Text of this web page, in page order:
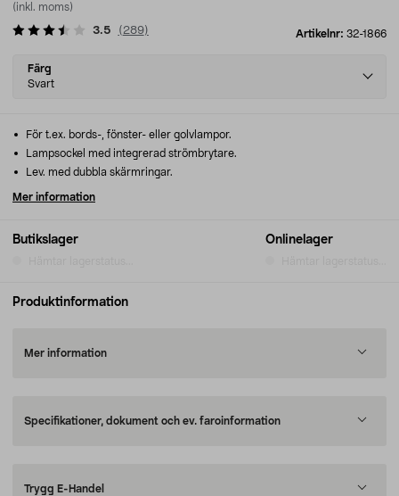
(inkl. moms)
Artikelnr: 32-1866
3.5 ( 289)
Select
variant
Färg
Svart
Butikslager Onlinelager
För t.ex. bords-, fönster- eller golvlampor.
Lampsockel med integrerad strömbrytare.
Lev. med dubbla skärmringar.
Mer information
Produktinformation
Mer information
Specifikationer, dokument och ev. faroinformation
Trygg E-Handel